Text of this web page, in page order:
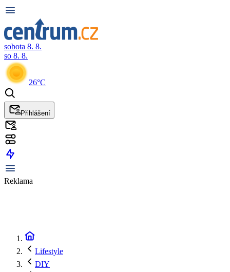
sobota 8. 8.
so 8. 8.
26°C
Přihlášení
Reklama
Lifestyle
DIY